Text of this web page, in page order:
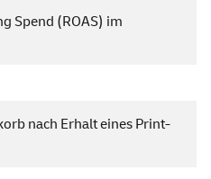
Spend (ROAS) im
nach Erhalt eines Print-